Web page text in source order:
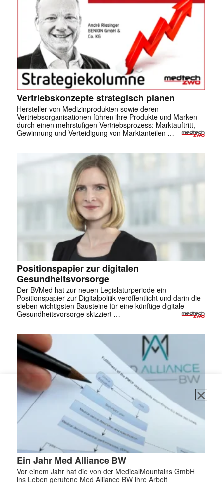
Vertriebskonzepte strategisch planen
Hersteller von Medizinprodukten sowie deren
Vertriebsorganisationen führen ihre Produkte und Marken
durch einen mehrstufigen Vertriebsprozess: Marktauftritt,
Gewinnung und Verteidigung von Marktanteilen …
Positionspapier zur digitalen
Gesundheitsvorsorge
Der BVMed hat zur neuen Legislaturperiode ein
Positionspapier zur Digitalpolitik veröffentlicht und darin die
sieben wichtigsten Bausteine für eine künftige digitale
Gesundheitsvorsorge skizziert …
Ein Jahr Med Alliance BW
Vor einem Jahr hat die von der MedicalMountains GmbH
ins Leben gerufene Med Alliance BW ihre Arbeit